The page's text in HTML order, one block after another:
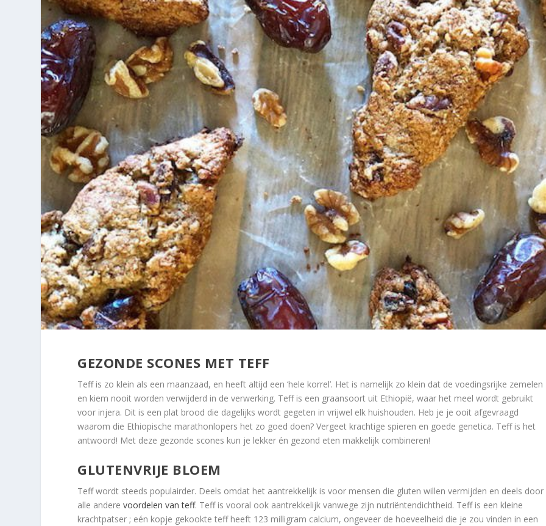
GEZONDE SCONES MET TEFF
Teff is zo klein als een maanzaad, en heeft altijd een ‘hele korrel’. Het is namelijk zo klein dat de voedingsrijke zemelen
en kiem nooit worden verwijderd in de verwerking. Teff is een graansoort uit Ethiopië, waar het meel wordt gebruikt
voor injera. Dit is een plat brood die dagelijks wordt gegeten in vrijwel elk huishouden. Heb je je ooit afgevraagd
waarom die Ethiopische marathonlopers het zo goed doen? Vergeet krachtige spieren en goede genetica. Teff is het
antwoord! Met deze gezonde scones kun je lekker én gezond eten makkelijk combineren!
GLUTENVRIJE BLOEM
Teff wordt steeds populairder. Deels omdat het aantrekkelijk is voor mensen die gluten willen vermijden en deels door
alle anderevoordelen van teff. Teff is vooral ook aantrekkelijk vanwege zijn nutriëntendichtheid. Teff is een kleine
krachtpatser ; eén kopje gekookte teff heeft 123 milligram calcium, ongeveer de hoeveelheid die je zou vinden in een